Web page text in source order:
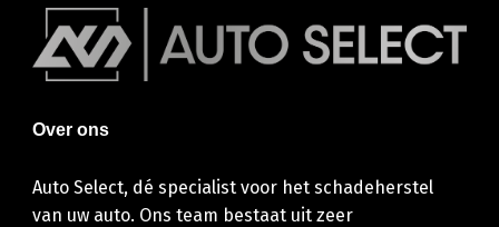
Over ons
Auto Select, dé specialist voor het schadeherstel
van uw auto. Ons team bestaat uit zeer